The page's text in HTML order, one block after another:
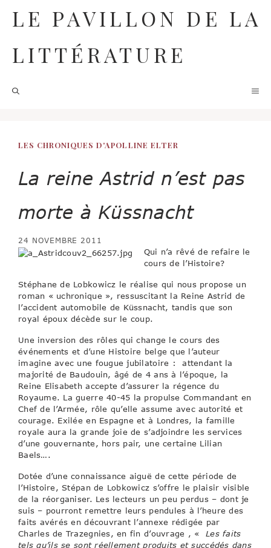
contenu
LE PAVILLON DE LA
LITTÉRATURE
LES CHRONIQUES D'APOLLINE ELTER
La reine Astrid n’est pas
morte à Küssnacht
24 NOVEMBRE 2011
Qui n’a rêvé de refaire le
cours de l’Histoire?
Stéphane de Lobkowicz le réalise qui nous propose un
roman « uchronique », ressuscitant la Reine Astrid de
l’accident automobile de Küssnacht, tandis que son
royal époux décède sur le coup.
Une inversion des rôles qui change le cours des
événements et d’une Histoire belge que l’auteur
imagine avec une fougue jubilatoire : attendant la
majorité de Baudouin, âgé de 4 ans à l’époque, la
Reine Elisabeth accepte d’assurer la régence du
Royaume. La guerre 40-45 la propulse Commandant en
Chef de l’Armée, rôle qu’elle assume avec autorité et
courage. Exilée en Espagne et à Londres, la famille
royale aura la grande joie de s’adjoindre les services
d’une gouvernante, hors pair, une certaine Lilian
Baels….
Dotée d’une connaissance aiguë de cette période de
l’Histoire, Stépan de Lobkowicz s’offre le plaisir visible
de la réorganiser. Les lecteurs un peu perdus – dont je
suis – pourront remettre leurs pendules à l’heure des
faits avérés en découvrant l’annexe rédigée par
Charles de Trazegnies, en fin d’ouvrage , «
Les faits
tels qu’ils se sont réellement produits et succédés dans